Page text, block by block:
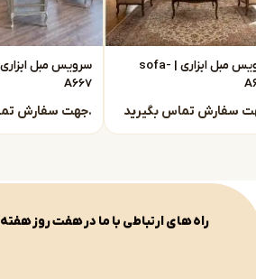
سرویس مبل ابزاری | sofa-
A667
جهت سفارش تماس بگیرید.
راه های ارتباطی با ما در هفت روز هفته